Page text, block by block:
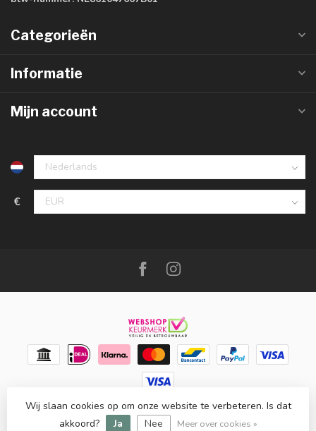
Categorieën
Informatie
Mijn account
€
© Copyright 2026 Meubello®- Powered byLightspeed -
Lightspeed designby Dyvelopment
Wij slaan cookies op om onze website te verbeteren. Is dat
akkoord?
Ja Nee Meer over cookies »